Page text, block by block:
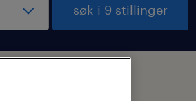
søk i 9 stillinger